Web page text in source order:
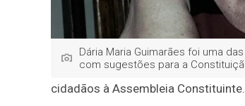
Dária Maria Guimarães foi uma
com sugestões para a
cidadãos à Assembleia Constituinte.